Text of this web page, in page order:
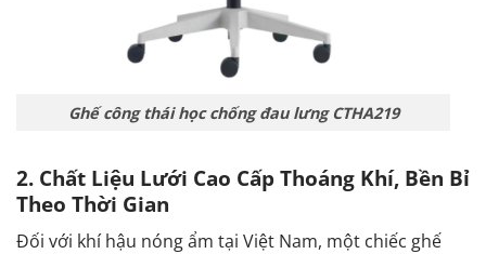
Ghế công thái học chống đau lưng CTHA219
2. Chất Liệu Lưới Cao Cấp Thoáng Khí, Bền Bỉ
Theo Thời Gian
Đối với khí hậu nóng ẩm tại Việt Nam, một chiếc ghế